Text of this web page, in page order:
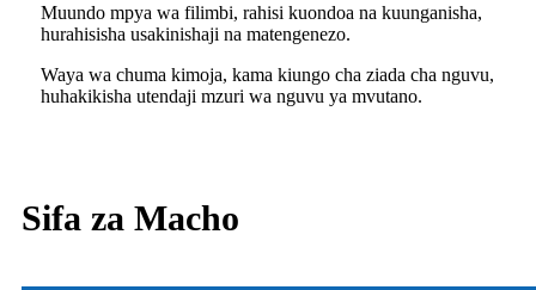
Muundo mpya wa filimbi, rahisi kuondoa na kuunganisha,
hurahisisha usakinishaji na matengenezo.
Waya wa chuma kimoja, kama kiungo cha ziada cha nguvu,
huhakikisha utendaji mzuri wa nguvu ya mvutano.
Sifa za Macho